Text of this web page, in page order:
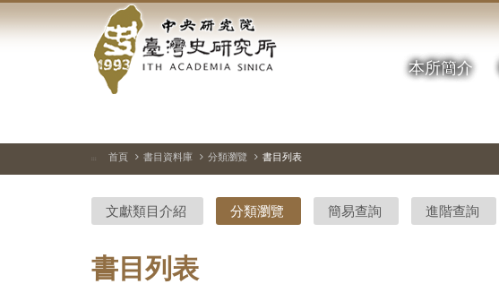
到
中
央
研
院-
臺
灣
史
本所簡介
::: 首頁 書目資料庫 分類瀏覽 書目列表
文獻類目介紹 分類瀏覽 簡易查詢 進階查詢
書目列表